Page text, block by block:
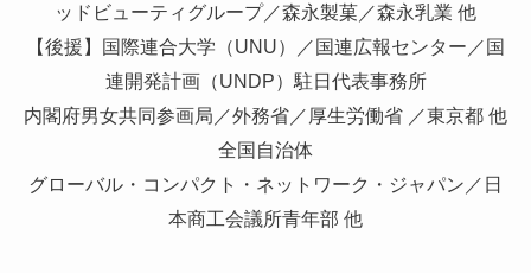
ッドビューティグループ／森永製菓／森永乳業 他
【後援】国際連合大学（UNU）／国連広報センター／国
連開発計画（UNDP）駐日代表事務所
内閣府男女共同参画局／外務省／厚生労働省 ／東京都 他
全国自治体
グローバル・コンパクト・ネットワーク・ジャパン／日
本商工会議所青年部 他